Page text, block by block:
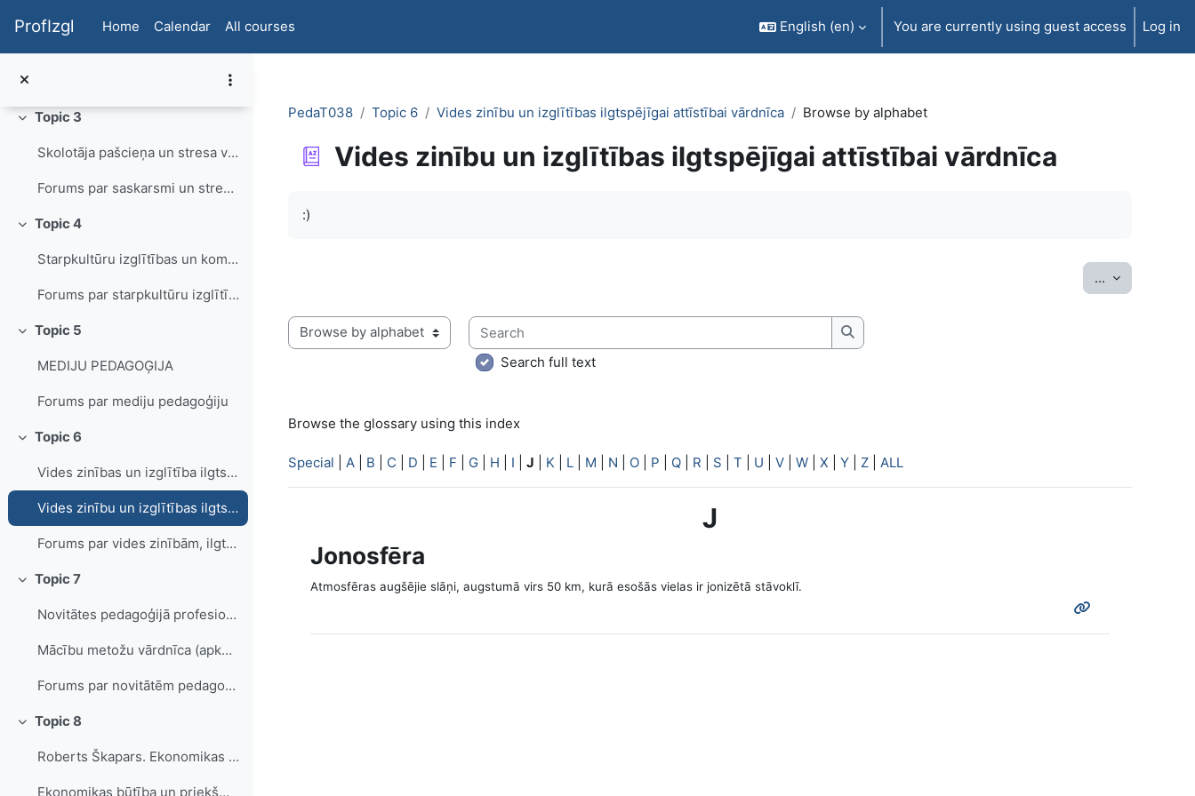
ProfIzgl Home Calendar All courses English ‎(en)‎ You are currently using guest access Log in
Forums par anketām un kursu organizāciju
Collapse
Topic 3
Skolotāja pašcieņa un stresa vadīšana
Forums par saskarsmi un stresa vadīšanu
Collapse
Topic 4
Starpkultūru izglītības un komunikācijas aktualitātes pedagoģijā
Forums par starpkultūru izglītību
Collapse
Topic 5
MEDIJU PEDAGOĢIJA
Forums par mediju pedagoģiju
Collapse
Topic 6
Vides zinības un izglītība ilgtspējīgai attīstībai
Vides zinību un izglītības ilgtspējīgai attīstībai vārdnīca
Forums par vides zinībām, ilgtspējīgu attīstību un izglītību ilgtspējīgai attīstībai
Collapse
Topic 7
Novitātes pedagoģijā profesionālās izglītības skolotājiem
Mācību metožu vārdnīca (apkopoja D.Kalniņa, L.Mackēviča)
Forums par novitātēm pedagoģijā
Collapse
Topic 8
Roberts Škapars. Ekonomikas būtība un priekšmets. Teorija. (e-grāmata)
Ekonomikas būtība un priekšmets. Loģiskās shēmas
PedaT038 Topic 6 Vides zinību un izglītības ilgtspējīgai attīstībai vārdnīca Browse by alphabet
Vides zinību un izglītības ilgtspējīgai attīstībai vārdnīca
:)
... Export
Browse the glossary using this index
Search
Search
Search full text
Browse the glossary using this index
Special A B C D E F G H I J K L M N O P Q R S T U V W X Y Z ALL
J
Jonosfēra
Atmosfēras augšējie slāņi, augstumā virs 50 km, kurā esošās vielas ir jonizētā stāvoklī.